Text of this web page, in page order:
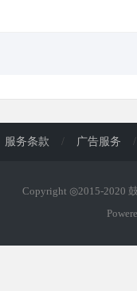
服务条款 / 广告服务 /
Copyright ◎2015-2020